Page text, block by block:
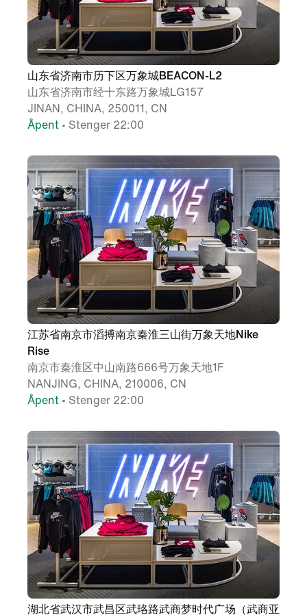
山东省济南市历下区万象城BEACON-L2
山东省济南市经十东路万象城LG157
JINAN, CHINA, 250011, CN
Åpent • Stenger 22:00
江苏省南京市滔搏南京秦淮三山街万象天地Nike
Rise
南京市秦淮区中山南路666号万象天地1F
NANJING, CHINA, 210006, CN
Åpent • Stenger 22:00
湖北省武汉市武昌区武珞路武商梦时代广场（武商亚